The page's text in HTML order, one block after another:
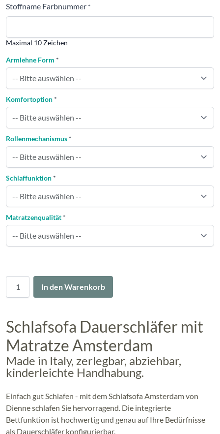
In den Warenkorb
Stoffname Farbnummer *
Maximal 10 Zeichen
Armlehne Form *
Komfortoption *
Rollenmechanismus *
Schlaffunktion *
Matratzenqualität *
Schlafsofa Dauerschläfer mit
Matratze Amsterdam
Made in Italy, zerlegbar, abziehbar,
kinderleichte Handhabung.
Einfach gut Schlafen - mit dem Schlafsofa Amsterdam von
Dienne schlafen Sie hervorragend. Die integrierte
Bettfunktion ist hochwertig und genau auf Ihre Bedürfnisse
als Dauerschläfer konfigurierbar.